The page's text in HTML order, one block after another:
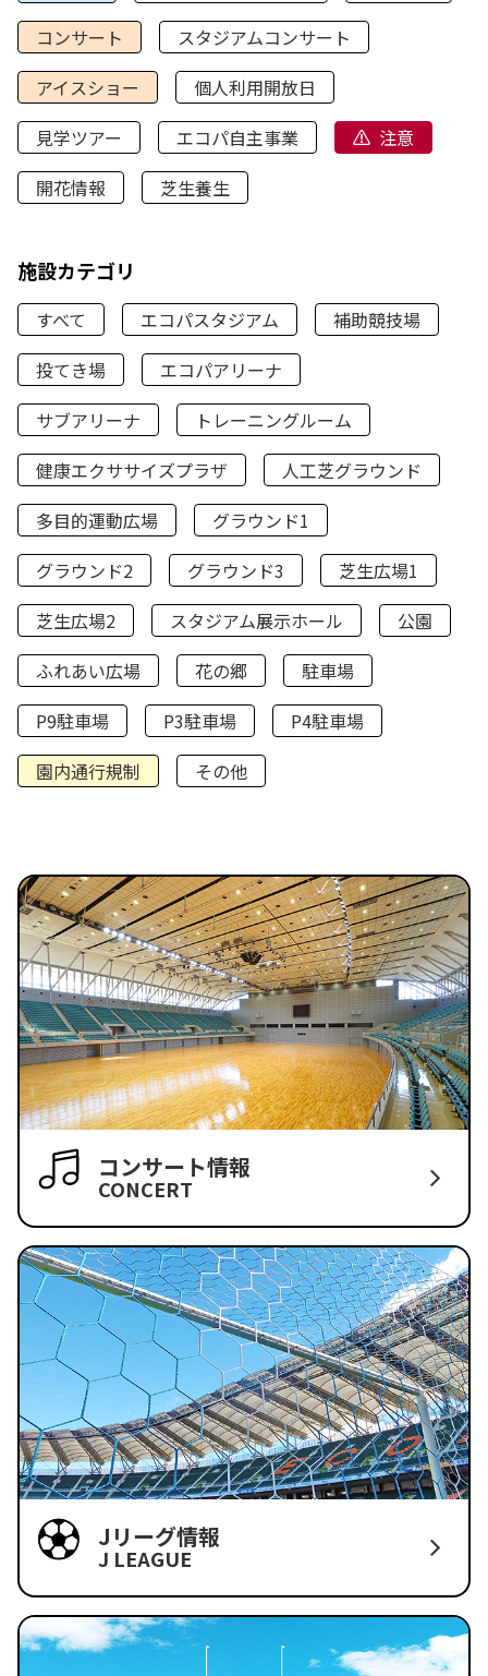
コンサート
スタジアムコンサート
アイスショー
個人利用開放日
見学ツアー
エコパ自主事業
注意
開花情報
芝生養生
施設カテゴリ
すべて エコパスタジアム
補助競技場
投てき場
エコパアリーナ
サブアリーナ
トレーニングルーム
健康エクササイズプラザ
人工芝グラウンド
多目的運動広場
グラウンド1
グラウンド2
グラウンド3
芝生広場1
芝生広場2
スタジアム展示ホール
公園
ふれあい広場
花の郷
駐車場
P9駐車場
P3駐車場
P4駐車場
園内通行規制
その他
コンサート情報
CONCERT
Jリーグ情報
J LEAGUE